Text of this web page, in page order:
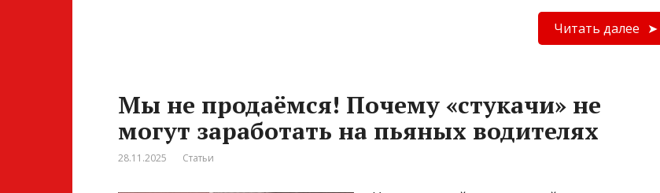
Читать далее
Мы не продаёмся! Почему «стукачи» не
могут заработать на пьяных водителях
28.11.2025 Статьи